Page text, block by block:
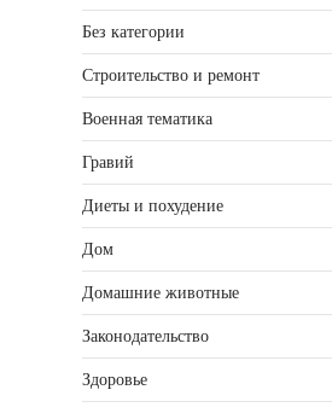
Без категории
Строительство и ремонт
Военная тематика
Гравий
Диеты и похудение
Дом
Домашние животные
Законодательство
Здоровье